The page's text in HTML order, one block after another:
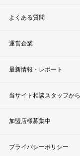
よくある質問
運営企業
最新情報・レポート
当サイト相談スタッフから
加盟店様募集中
プライバシーポリシー